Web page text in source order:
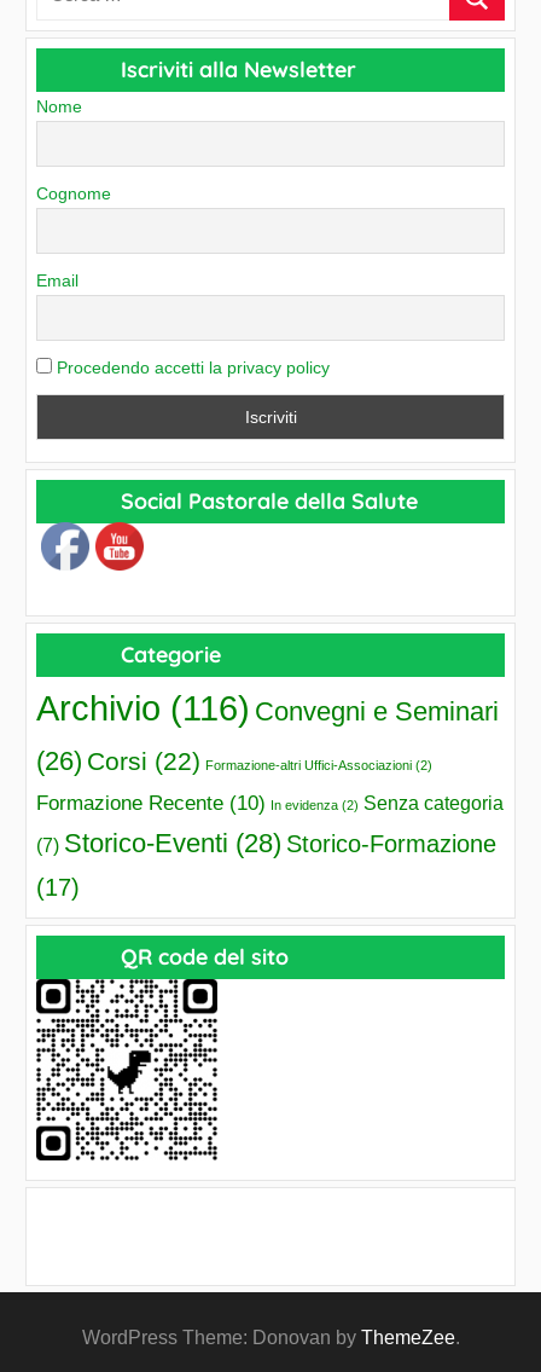
C
t
e
o
i
e
v
o
Iscriviti alla Newsletter
Nome
Cognome
Email
Procedendo accetti la privacy policy
Social Pastorale della Salute
Categorie
Archivio (116) Convegni e Seminari
(26) Corsi (22) Formazione-altri Uffici-Associazioni (2)
Formazione Recente (10) In evidenza (2) Senza categoria
(7) Storico-Eventi (28) Storico-Formazione
(17)
QR code del sito
WordPress Theme: Donovan by ThemeZee.